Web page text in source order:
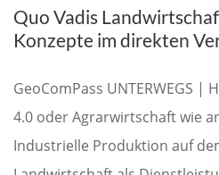
Quo Vadis
Konzepte im direkten
GeoComPass UNTERWEGS
4.0 oder Agrarwirtschaft wie
Industrielle Produktion auf